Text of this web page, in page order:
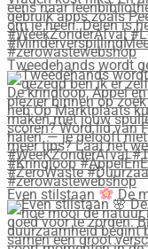
Tweedehands wordt
Even stilstaan De